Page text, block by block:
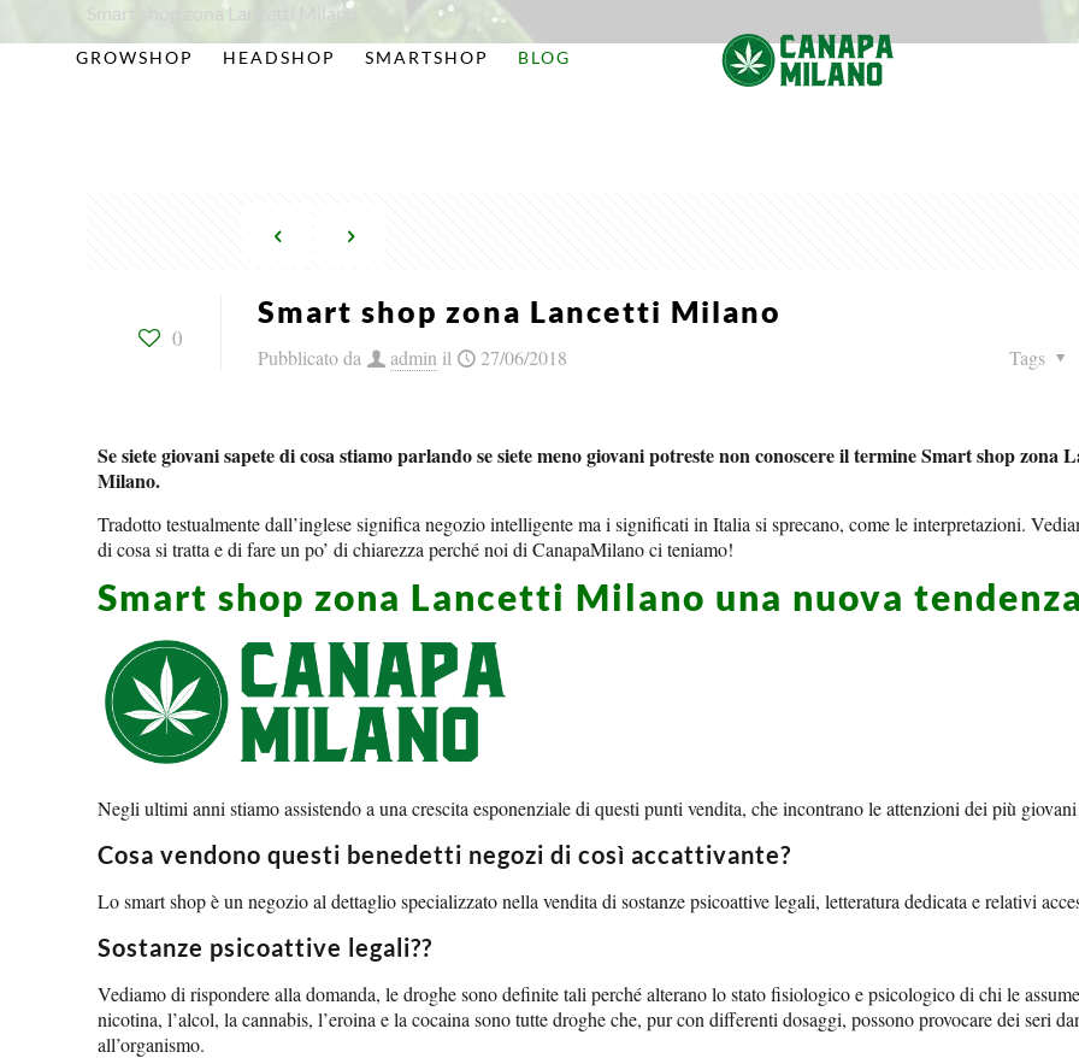
GROWSHOP HEADSHOP SMARTSHOP BLOG
Smart shop zona Lancetti Milano
0
Smart shop zona Lancetti Milano
Pubblicato da admin il 27/06/2018 Tags
Se siete giovani sapete di cosa stiamo parlando se siete meno giovani potreste non conoscere il termine Smart shop zona
Milano.
Tradotto testualmente dall’inglese significa negozio intelligente ma i significati in Italia si sprecano, come le interpretazioni.
di cosa si tratta e di fare un po’ di chiarezza perché noi di CanapaMilano ci teniamo!
Smart shop zona Lancetti Milano una nuova
Negli ultimi anni stiamo assistendo a una crescita esponenziale di questi punti vendita, che incontrano le attenzioni dei più
Cosa vendono questi benedetti negozi di così accattivante?
Lo smart shop è un negozio al dettaglio specializzato nella vendita di sostanze psicoattive legali, letteratura dedicata e relativi
Sostanze psicoattive legali??
Vediamo di rispondere alla domanda, le droghe sono definite tali perché alterano lo stato fisiologico e psicologico di chi le
nicotina, l’alcol, la cannabis, l’eroina e la cocaina sono tutte droghe che, pur con differenti dosaggi, possono provocare dei seri
all’organismo.